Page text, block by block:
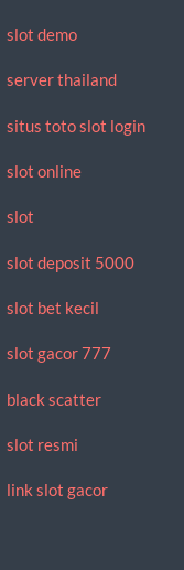
slot demo
server thailand
situs toto slot login
slot online
slot
slot deposit 5000
slot bet kecil
slot gacor 777
black scatter
slot resmi
link slot gacor